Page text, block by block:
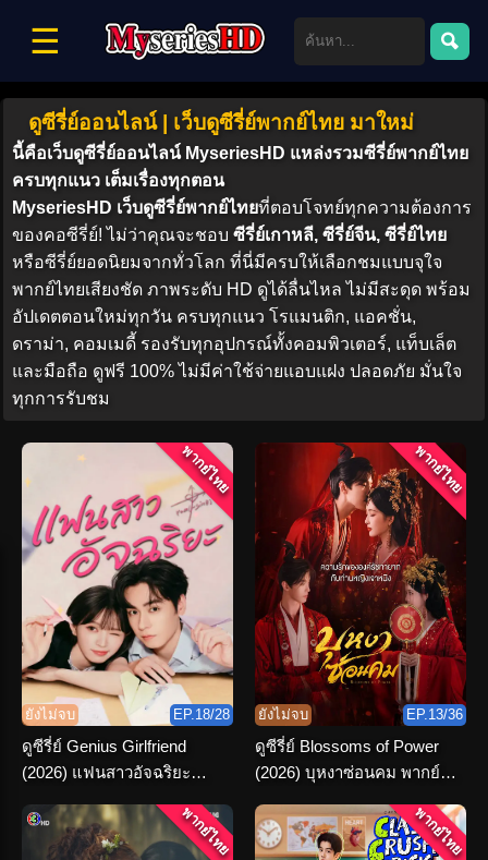
☰
ดูซีรี่ย์ออนไลน์ | เว็บดูซีรี่ย์พากย์ไทย มาใหม่
นี้คือเว็บดูซีรี่ย์ออนไลน์ MyseriesHD แหล่งรวมซีรี่ย์พากย์ไทย
ครบทุกแนว เต็มเรื่องทุกตอน
MyseriesHD เว็บดูซีรี่ย์พากย์ไทยที่ตอบโจทย์ทุกความต้องการ
ของคอซีรี่ย์! ไม่ว่าคุณจะชอบ ซีรี่ย์เกาหลี, ซีรี่ย์จีน, ซีรี่ย์ไทย
หรือซีรี่ย์ยอดนิยมจากทั่วโลก ที่นี่มีครบให้เลือกชมแบบจุใจ
พากย์ไทยเสียงชัด ภาพระดับ HD ดูได้ลื่นไหล ไม่มีสะดุด พร้อม
อัปเดตตอนใหม่ทุกวัน ครบทุกแนว โรแมนติก, แอคชั่น,
ดราม่า, คอมเมดี้ รองรับทุกอุปกรณ์ทั้งคอมพิวเตอร์, แท็บเล็ต
และมือถือ ดูฟรี 100% ไม่มีค่าใช้จ่ายแอบแฝง ปลอดภัย มั่นใจ
ทุกการรับชม
ยังไม่จบ EP.18/28
พากย์ไทย
ดูซีรี่ย์ Genius Girlfriend
(2026) แฟนสาวอัจฉริยะ
ยังไม่จบ EP.13/36
พากย์ไทย
ดูซีรี่ย์ Blossoms of Power
(2026) บุหงาซ่อนคม พากย์
พากย์ไทย พากย์ไทย